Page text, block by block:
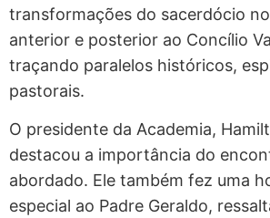
transformações do sacerdócio
anterior e posterior ao Concílio
traçando paralelos históricos,
pastorais.
O presidente da Academia,
destacou a importância do
abordado. Ele também fez uma
especial ao Padre Geraldo,